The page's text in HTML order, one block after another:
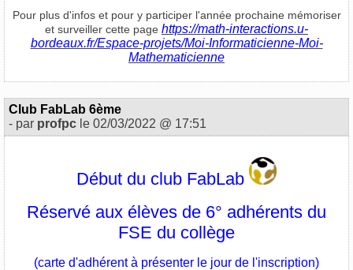
Pour plus d'infos et pour y participer l'année prochaine mémoriser
et surveiller cette page https://math-interactions.u-
bordeaux.fr/Espace-projets/Moi-Informaticienne-Moi-
Mathematicienne
Club FabLab 6ème
- par profpc le 02/03/2022 @ 17:51
Début du club FabLab
Réservé aux élèves de 6° adhérents du
FSE du collège
(carte d'adhérent à présenter le jour de l'inscription)